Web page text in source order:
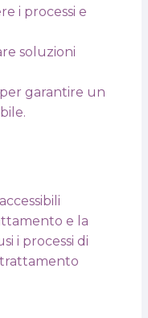
i processi e
soluzioni
garantire un
e la
i processi di